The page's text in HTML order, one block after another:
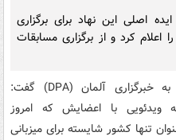
اصلی این نهاد برای برگزاری
اعلام کرد و از برگزاری مسابقات
به خبرگزاری آلمان (DPA) گفت:
ویدئویی با اعضایش که امروز
تنها کشور شایسته برای میزبانی